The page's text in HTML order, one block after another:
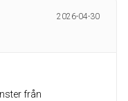
2026-04-30
från